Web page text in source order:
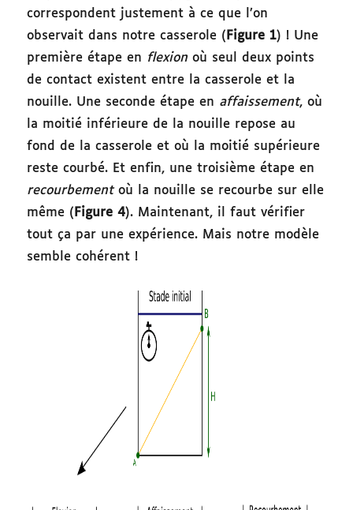
correspondent justement à ce que l’on
observait dans notre casserole ( Figure 1) ! Une
première étape en flexion où seul deux points
de contact existent entre la casserole et la
nouille. Une seconde étape en affaissement, où
la moitié inférieure de la nouille repose au
fond de la casserole et où la moitié supérieure
reste courbé. Et enfin, une troisième étape en
recourbementoù la nouille se recourbe sur elle
même ( Figure 4). Maintenant, il faut vérifier
tout ça par une expérience. Mais notre modèle
semble cohérent !